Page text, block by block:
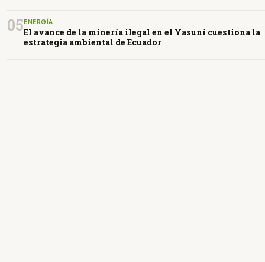
05 ENERGÍA
El avance de la minería ilegal en el Yasuní cuestiona la
estrategia ambiental de Ecuador